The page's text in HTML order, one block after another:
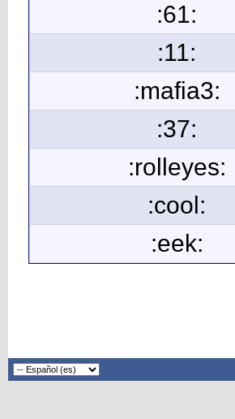
:61:
:11:
:mafia3:
:37:
:rolleyes:
:cool:
:eek: